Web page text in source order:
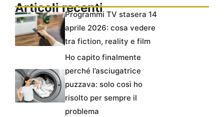
Articoli recentiProgrammi TV stasera 14
aprile 2026: cosa vedere
tra fiction, reality e film
Ho capito finalmente
perché l’asciugatrice
puzzava: solo così ho
risolto per sempre il
problema